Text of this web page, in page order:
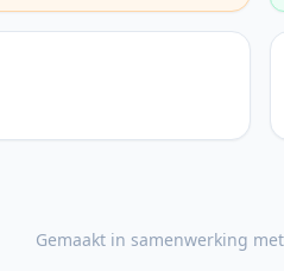
Gemaakt in samenwerking met